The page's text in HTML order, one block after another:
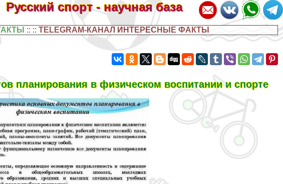
Русский спорт - научная база
:: ::TELEGRAM-КАНАЛ ИНТЕРЕСНЫЕ ФАКТЫ
планирования в физическом воспитании и спорте